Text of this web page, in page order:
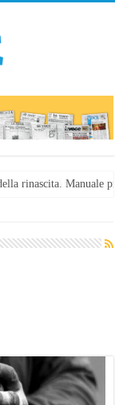
rinascita.